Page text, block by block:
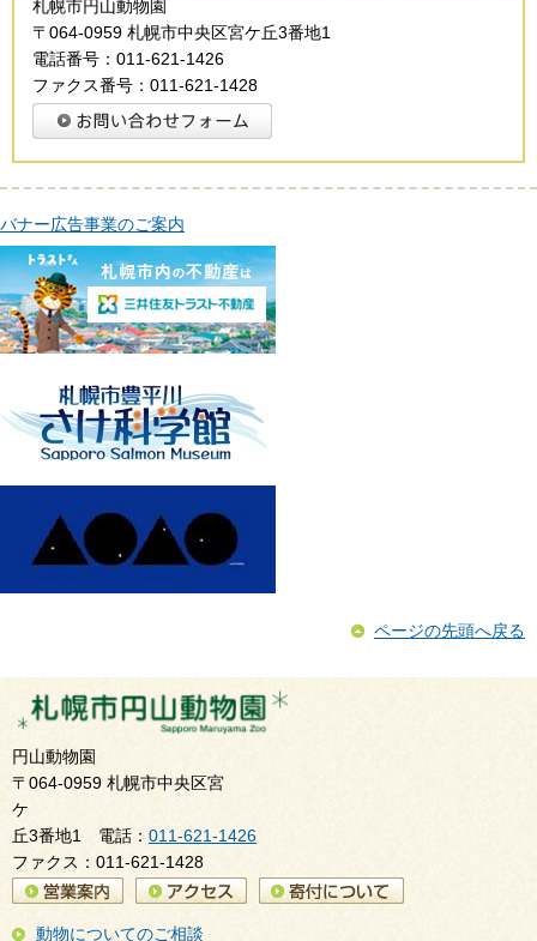
札幌市円山動物園
〒064-0959 札幌市中央区宮ケ丘3番地1
電話番号：011-621-1426
ファクス番号：011-621-1428
バナー広告事業のご案内
ページの先頭へ戻る
円山動物園
〒064-0959 札幌市中央区宮
ケ
丘3番地1 電話： 011-621-1426
ファクス：011-621-1428
動物についてのご相談